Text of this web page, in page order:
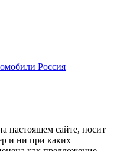
Россия
настоящем сайте, носит
и ни при каких